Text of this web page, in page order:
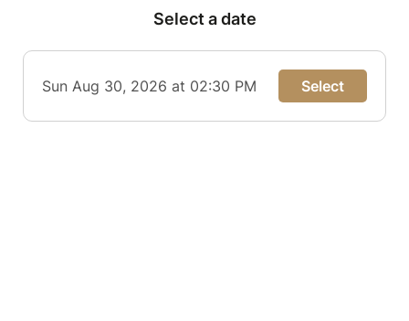
Select a date
Sun Aug 30, 2026 at 02:30 PM Select